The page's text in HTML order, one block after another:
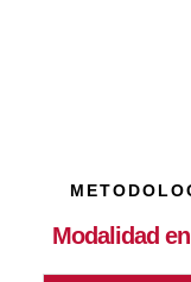
Modalidad